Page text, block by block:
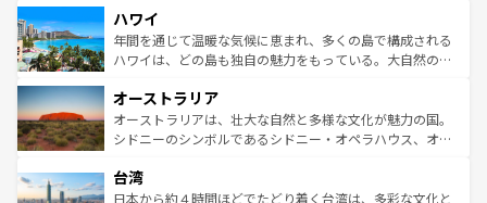
ば市内交通費無料で観光を楽しむこともできる。 なお、新
着のスイス情報はコンテンツ一覧 を参照してほしい。
のような巨大都市は、観光、ショッピング、エンターテイ
ンメントが詰まった刺激的なスポットだ。一方、アメリカ
西部には大自然が広がり、グランドキャニオンやイエロー
部のニューオーリンズでは、音楽と美食が融合した独特の
文化が魅力。旅行者はアメリカの各地域で異なる魅力を楽
しみながら、その多様性と豊かな歴史を感じることができ
ならではの贅沢な旅のスタイルだ。 なお、新着のアメリカ
情報はコンテンツ一覧を参照してほしい。
ハワイ
年間を通じて温暖な気候に恵まれ、多くの島で構成される
ハワイは、どの島も独自の魅力をもっている。大自然の神
ワイ島は見逃せない。また、定番の観光地といえばオアフ
島だが、静かな自然を求めるならマウイ島やカウアイ島が
おすすめ。エメラルドグリーンに輝く海をはじめ、豊かな
れるおもてなしの心で訪れる人々を迎えてくれるハワイの
人々、おいしいローカルフードやハワイアンミュージッ
オーストラリア
オーストラリアは、壮大な自然と多様な文化が魅力の国。
シドニーのシンボルであるシドニー・オペラハウス、オー
リアリーフや大陸中央部にそびえるウルル（エアーズロッ
ク）、タスマニアの美しい原生林やケアンズの熱帯雨林な
台湾
日本から約４時間ほどでたどり着く台湾は、多彩な文化と